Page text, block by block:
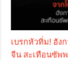
เบรกหัวทิ่ม! ฮัง
จีน สะเทือนซัพพ